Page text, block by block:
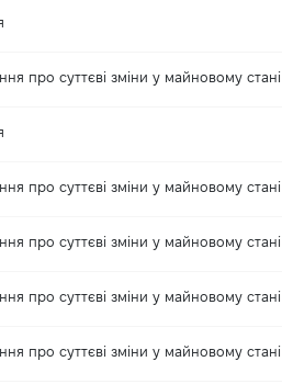
про суттєві зміни y майновому стані
про суттєві зміни y майновому стані
про суттєві зміни y майновому стані
про суттєві зміни y майновому стані
про суттєві зміни y майновому стані